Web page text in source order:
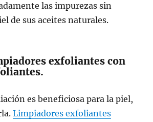
las impurezas sin
de sus aceites naturales.
exfoliantes con
es beneficiosa para la piel,
Limpiadores exfoliantes